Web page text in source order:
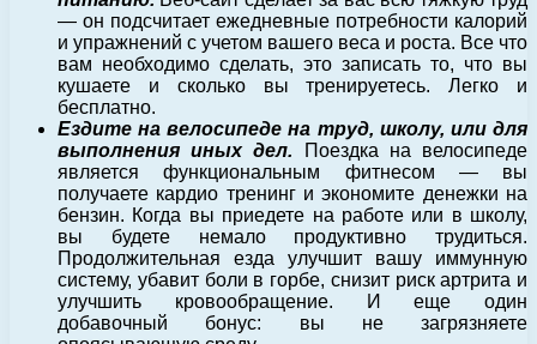
— он подсчитает ежедневные потребности калорий
и упражнений с учетом вашего веса и роста. Все что
вам необходимо сделать, это записать то, что вы
кушаете и сколько вы тренируетесь. Легко и
бесплатно.
Ездите на велосипеде на труд, школу, или для
выполнения иных дел. Поездка на велосипеде
является функциональным фитнесом — вы
получаете кардио тренинг и экономите денежки на
бензин. Когда вы приедете на работе или в школу,
вы будете немало продуктивно трудиться.
Продолжительная езда улучшит вашу иммунную
систему, убавит боли в горбе, снизит риск артрита и
улучшить кровообращение. И еще один
добавочный бонус: вы не загрязняете